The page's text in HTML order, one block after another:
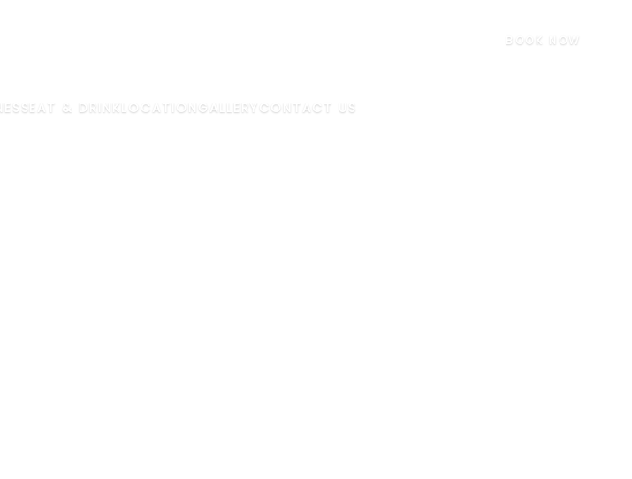
BOOK NOW
EAT & DRINK LOCATION GALLERY CONTACT US